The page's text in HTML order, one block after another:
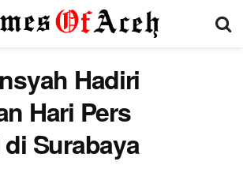
Hadiri
Hari Pers
Surabaya